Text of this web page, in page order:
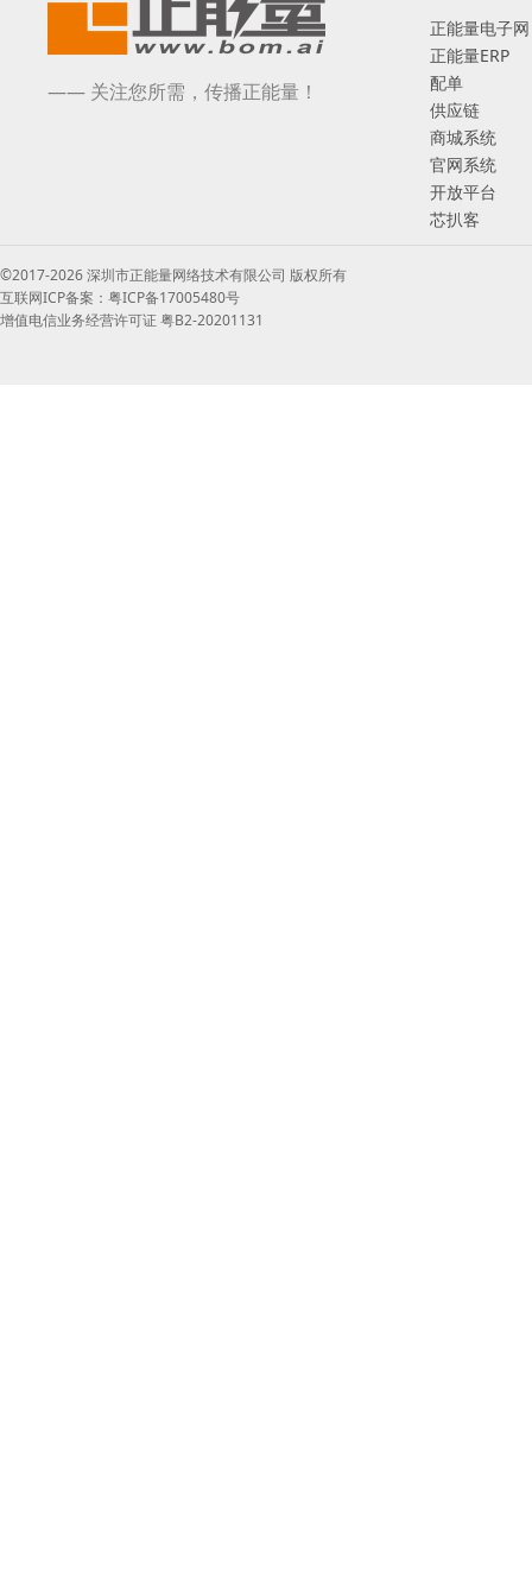
—— 关注您所需，传播正能量！
正能量电子网
正能量ERP
配单
供应链
商城系统
官网系统
开放平台
芯扒客
©2017-2026 深圳市正能量网络技术有限公司 版权所有
互联网ICP备案：粤ICP备17005480号
增值电信业务经营许可证 粤B2-20201131